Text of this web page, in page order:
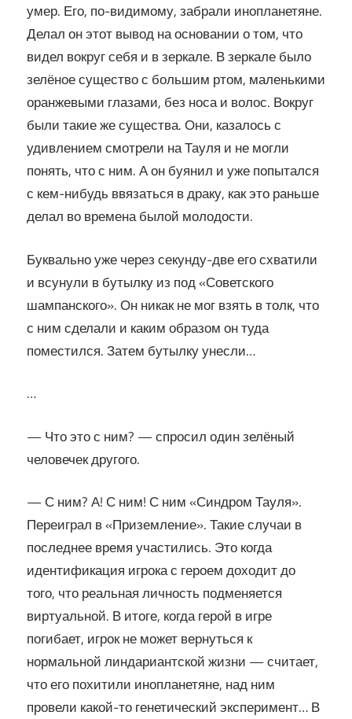
умер. Его, по-видимому, забрали инопланетяне.
Делал он этот вывод на основании о том, что
видел вокруг себя и в зеркале. В зеркале было
зелёное существо с большим ртом, маленькими
оранжевыми глазами, без носа и волос. Вокруг
были такие же существа. Они, казалось с
удивлением смотрели на Тауля и не могли
понять, что с ним. А он буянил и уже попытался
с кем-нибудь ввязаться в драку, как это раньше
делал во времена былой молодости.
Буквально уже через секунду-две его схватили
и всунули в бутылку из под «Советского
шампанского». Он никак не мог взять в толк, что
с ним сделали и каким образом он туда
поместился. Затем бутылку унесли…
…
— Что это с ним? — спросил один зелёный
человечек другого.
— С ним? А! С ним! С ним «Синдром Тауля».
Переиграл в «Приземление». Такие случаи в
последнее время участились. Это когда
идентификация игрока с героем доходит до
того, что реальная личность подменяется
виртуальной. В итоге, когда герой в игре
погибает, игрок не может вернуться к
нормальной линдариантской жизни — считает,
что его похитили инопланетяне, над ним
провели какой-то генетический эксперимент… В